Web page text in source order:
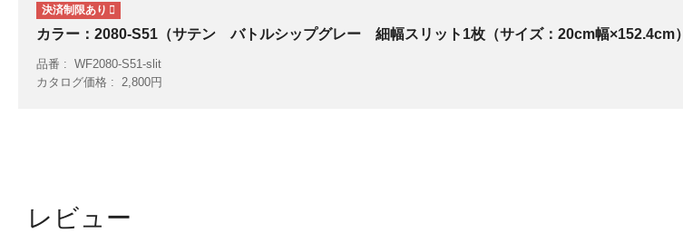
カラー：2080-S51（サテン バトルシップグレー 細幅スリット1枚（サイズ：20cm幅×152.4cm）
品番
WF2080-S51-slit
カタログ価格
2,800円
レビュー